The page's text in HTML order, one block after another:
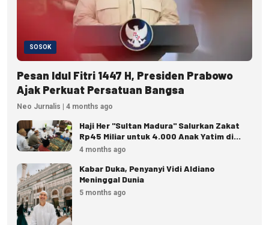
SOSOK
Pesan Idul Fitri 1447 H, Presiden Prabowo
Ajak Perkuat Persatuan Bangsa
Neo Jurnalis | 4 months ago
Haji Her "Sultan Madura" Salurkan Zakat
Rp45 Miliar untuk 4.000 Anak Yatim di
Pamekasan
4 months ago
Kabar Duka, Penyanyi Vidi Aldiano
Meninggal Dunia
5 months ago